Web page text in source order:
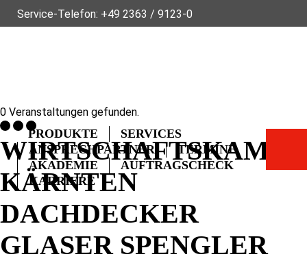
Service-Telefon: +49 2363 / 9123-0
PRODUKTE
SERVICES
ANSPRECHPARTNER
TERMINE
AKADEMIE
AUFTRAGSCHECK
KARRIERE
0 Veranstaltungen gefunden.
KÄRNTEN
DACHDECKER
GLASER SPENGLER